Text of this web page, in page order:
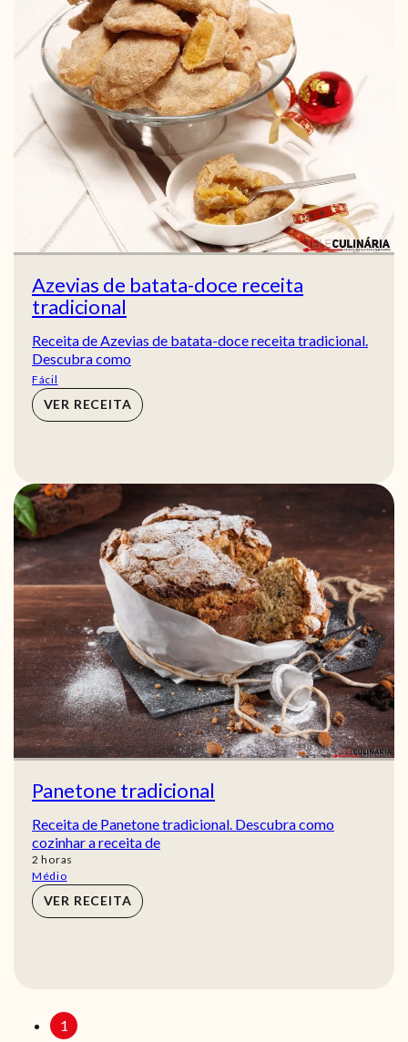
Azevias de batata-doce receita
tradicional
Receita de Azevias de batata-doce receita tradicional.
Descubra como
Fácil
VER RECEITA
Panetone tradicional
Receita de Panetone tradicional. Descubra como
cozinhar a receita de
2 horas
horas
Médio
VER RECEITA
1